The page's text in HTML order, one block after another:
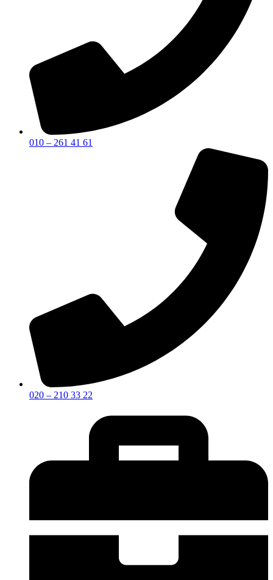
010 – 261 41 61
020 – 210 33 22